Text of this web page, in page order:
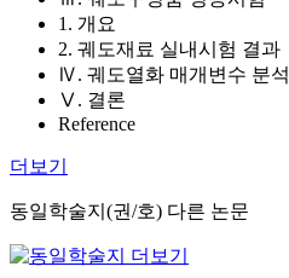
1. 개요
2. 궤도재료 실내시험 결과
Ⅳ. 궤도열화 매개변수 분석
Ⅴ. 결론
Reference
더보기
동일학술지(권/호) 다른 논문